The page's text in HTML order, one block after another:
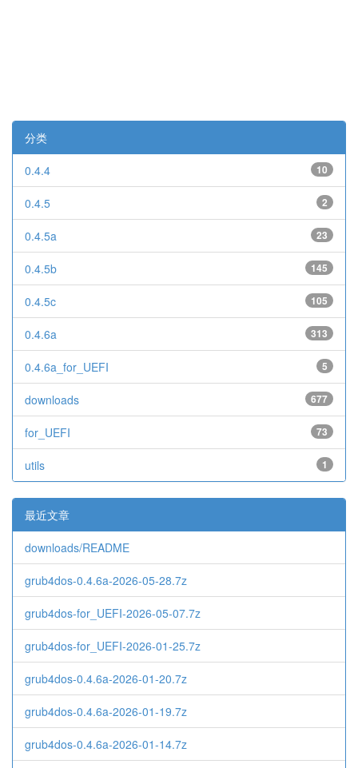
分类
10
0.4.4
2
0.4.5
23
0.4.5a
145
0.4.5b
105
0.4.5c
313
0.4.6a
5
0.4.6a_for_UEFI
677
downloads
73
for_UEFI
1
utils
最近文章
downloads/README
grub4dos-0.4.6a-2026-05-28.7z
grub4dos-for_UEFI-2026-05-07.7z
grub4dos-for_UEFI-2026-01-25.7z
grub4dos-0.4.6a-2026-01-20.7z
grub4dos-0.4.6a-2026-01-19.7z
grub4dos-0.4.6a-2026-01-14.7z